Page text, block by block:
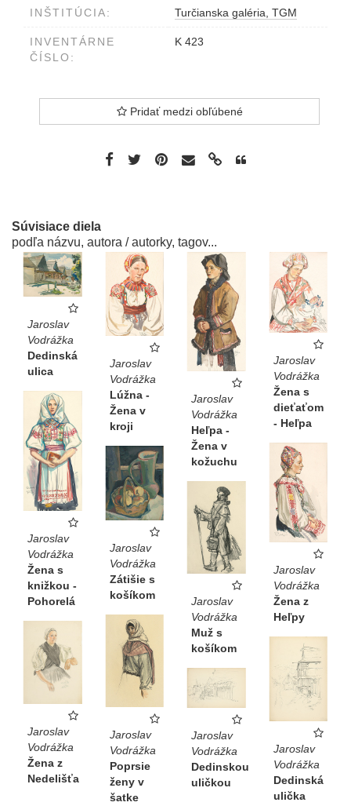
INŠTITÚCIA: Turčianska galéria, TGM
INVENTÁRNE
ČÍSLO:
K 423
Pridať medzi obľúbené
Súvisiace diela
podľa názvu, autora / autorky, tagov...
Jaroslav
Vodrážka
Dedinská
ulica
Jaroslav
Vodrážka
Lúžna -
Žena v
kroji
Jaroslav
Vodrážka
Heľpa -
Žena v
kožuchu
Jaroslav
Vodrážka
Žena s
dieťaťom
- Heľpa
Jaroslav
Vodrážka
Žena s
knižkou -
Pohorelá
Jaroslav
Vodrážka
Žena z
Heľpy
Jaroslav
Vodrážka
Zátišie s
košíkom
Jaroslav
Vodrážka
Muž s
košíkom
Jaroslav
Vodrážka
Poprsie
ženy v
šatke
Jaroslav
Vodrážka
Žena z
Nedelišťa
Jaroslav
Vodrážka
Dedinská
ulička
Jaroslav
Vodrážka
Dedinskou
uličkou